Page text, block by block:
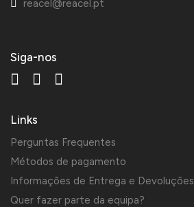
reacel@reacel.pt
Siga-nos
Links
Perguntas Frequentes
Métodos de pagamento
Informações de Entrega e Devoluções
Quer fazer parte da equipa?